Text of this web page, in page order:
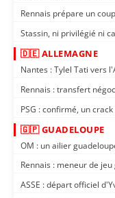
Rennais prépare un
Stassin, ni privilégié ni
🇩🇪 ALLEMAGNE
Nantes : Tylel Tati vers
Rennais : transfert
PSG : confirmé, un
🇬🇵 GUADELOUPE
OM : un ailier
Rennais : meneur de
ASSE : départ officiel